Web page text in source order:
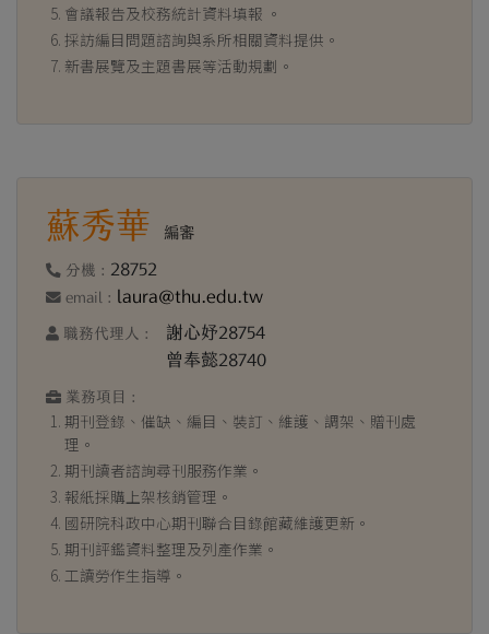
會議報告及校務統計資料填報 。
採訪編目問題諮詢與系所相關資料提供。
新書展覽及主題書展等活動規劃。
蘇秀華 編審
分機 : 28752
email : laura@thu.edu.tw
職務代理人 :
謝心妤28754
曾奉懿28740
業務項目 :
期刊登錄、催缺、編目、裝訂、維護、調架、贈刊處
理。
期刊讀者諮詢尋刊服務作業。
報紙採購上架核銷管理。
國研院科政中心期刊聯合目錄館藏維護更新。
期刊評鑑資料整理及列產作業。
工讀勞作生指導。